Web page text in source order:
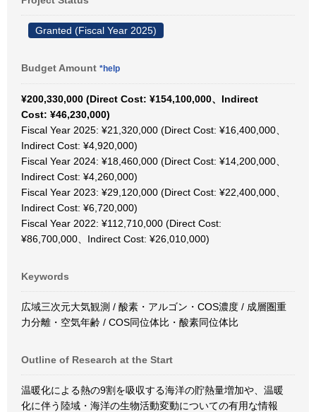
Granted (Fiscal Year 2025)
Budget Amount *help
¥200,330,000 (Direct Cost: ¥154,100,000、Indirect
Cost: ¥46,230,000)
Fiscal Year 2025: ¥21,320,000 (Direct Cost: ¥16,400,000、
Indirect Cost: ¥4,920,000)
Fiscal Year 2024: ¥18,460,000 (Direct Cost: ¥14,200,000、
Indirect Cost: ¥4,260,000)
Fiscal Year 2023: ¥29,120,000 (Direct Cost: ¥22,400,000、
Indirect Cost: ¥6,720,000)
Fiscal Year 2022: ¥112,710,000 (Direct Cost:
¥86,700,000、Indirect Cost: ¥26,010,000)
Keywords
広域三次元大気観測 / 酸素・アルゴン・COS濃度 / 成層圏重
力分離・空気年齢 / COS同位体比・酸素同位体比
Outline of Research at the Start
温暖化による熱の9割を吸収する海洋の貯熱量増加や、温暖
化に伴う陸域・海洋の生物活動変動についての有用な情報